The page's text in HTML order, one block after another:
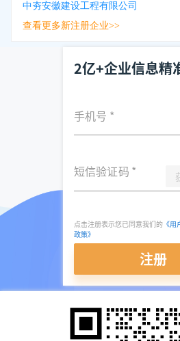
中夯安徽建设工程有限公司
查看更多新注册企业>>
2亿+企业信息精
手机号 *
短信验证码 *
点击注册表示您已同意我们的 《用
政策》
注册